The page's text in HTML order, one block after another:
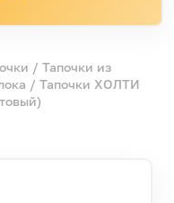
/ Тапочки из
/ Тапочки ХОЛТИ